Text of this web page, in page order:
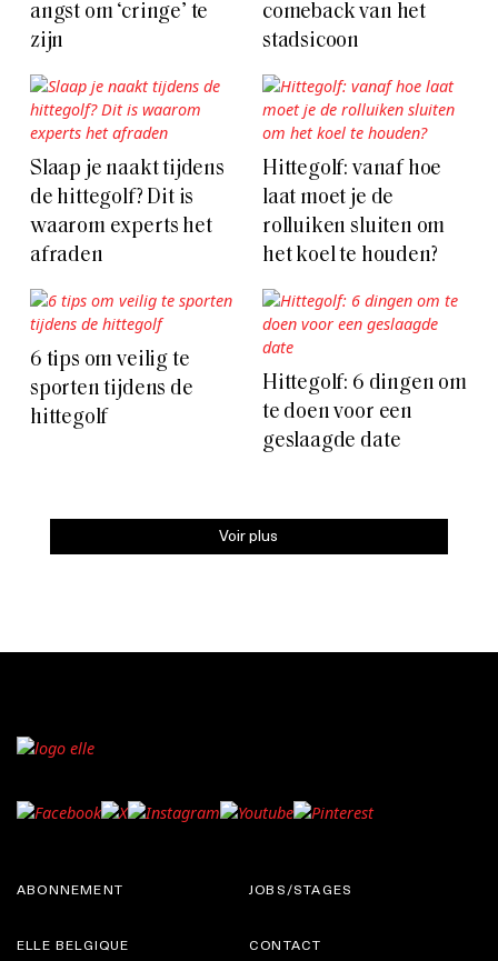
angst om ‘cringe’ te
zijn
comeback van het
stadsicoon
Slaap je naakt tijdens
de hittegolf? Dit is
waarom experts het
afraden
Hittegolf: vanaf hoe
laat moet je de
rolluiken sluiten om
het koel te houden?
6 tips om veilig te
sporten tijdens de
hittegolf
Hittegolf: 6 dingen om
te doen voor een
geslaagde date
Voir plus
ABONNEMENT
ELLE BELGIQUE
JOBS/STAGES
CONTACT